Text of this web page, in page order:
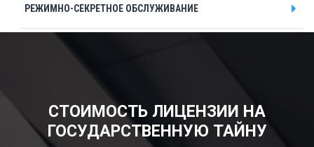
РЕЖИМНО-СЕКРЕТНОЕ ОБСЛУЖИВАНИЕ
ПОДТВЕРЖДЕНИЕ СТЕПЕНИ СЕКРЕТНОСТИ
СПЕЦИАЛЬНАЯ ЭКСПЕРТИЗА
СРОЧНОЕ ПОЛУЧЕНИЕ
СТОИМОСТЬ ЛИЦЕНЗИИ НА
ГОСУДАРСТВЕННУЮ ТАЙНУ
Уфа
Х
Хабаровск
Чебоксары
Челябинск